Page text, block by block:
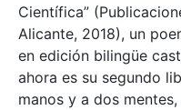
Científica”
Alicante, 2018), un
en edición bilingüe
ahora es su segundo
manos y a dos